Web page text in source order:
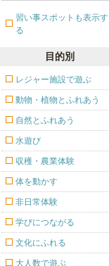
習い事スポットも表示す
る
目的別
レジャー施設で遊ぶ
動物・植物とふれあう
自然とふれあう
水遊び
収穫・農業体験
体を動かす
非日常体験
学びにつながる
文化にふれる
大人数で遊ぶ